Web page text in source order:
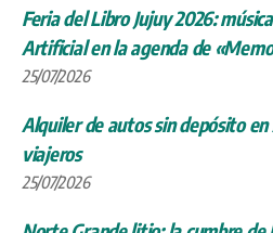
Feria del Libro Jujuy 2026:
Artificial en la agenda de
25/07/2026
Alquiler de autos sin depósito
viajeros
25/07/2026